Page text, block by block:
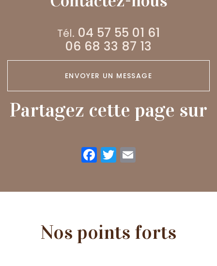
Tél. 04 57 55 01 61
06 68 33 87 13
ENVOYER UN MESSAGE
Partagez cette page sur
Facebook
Twitter
Nos points forts